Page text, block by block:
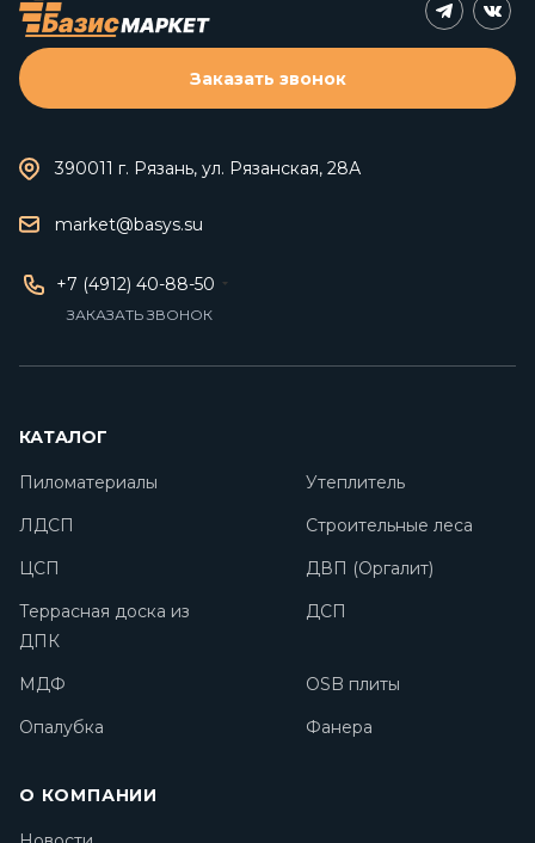
390011 г. Рязань, ул. Рязанская, 28А
market@basys.su
+7 (4912) 40-88-50
ЗАКАЗАТЬ ЗВОНОК
Заказать звонок
КАТАЛОГ
Пиломатериалы
Утеплитель
ЛДСП
Строительные леса
ЦСП
ДВП (Оргалит)
Террасная доска из
ДПК
ДСП
МДФ
OSB плиты
Опалубка
Фанера
О КОМПАНИИ